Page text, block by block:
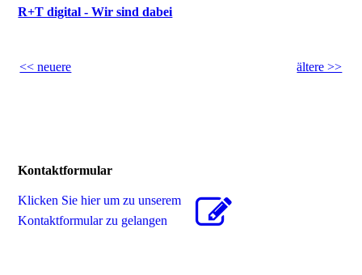
R+T digital - Wir sind dabei
<< neuere ältere >>
Kontaktformular
Klicken Sie hier um zu unserem
Kon­takt­for­mu­lar zu gelangen